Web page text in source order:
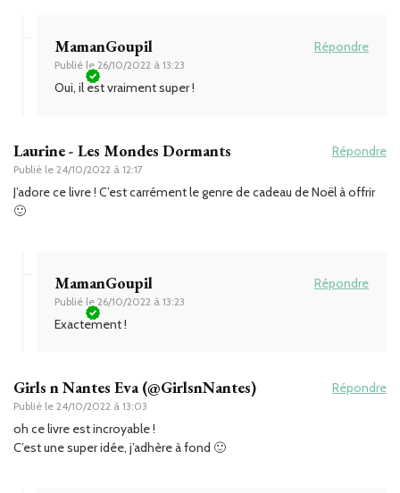
MamanGoupil
Publié le 26/10/2022 à 13:23
Répondre
Oui, il est vraiment super !
Laurine - Les Mondes Dormants
Publié le 24/10/2022 à 12:17
Répondre
J’adore ce livre ! C’est carrément le genre de cadeau de Noël à offrir
🙂
MamanGoupil
Publié le 26/10/2022 à 13:23
Répondre
Exactement !
Girls n Nantes Eva (@GirlsnNantes)
Publié le 24/10/2022 à 13:03
Répondre
oh ce livre est incroyable !
C’est une super idée, j’adhère à fond 🙂